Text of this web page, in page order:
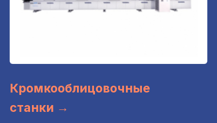
Кромкооблицовочные
станки →